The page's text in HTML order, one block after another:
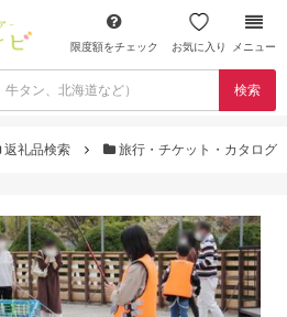
限度額をチェック お気に入り メニュー
検索
返礼品検索 旅行・チケット・カタログ